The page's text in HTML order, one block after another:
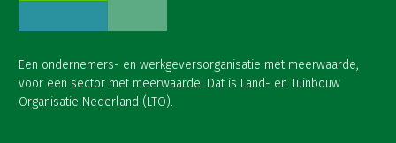
Een ondernemers- en werkgeversorganisatie met meerwaarde,
voor een sector met meerwaarde. Dat is Land- en Tuinbouw
Organisatie Nederland (LTO).